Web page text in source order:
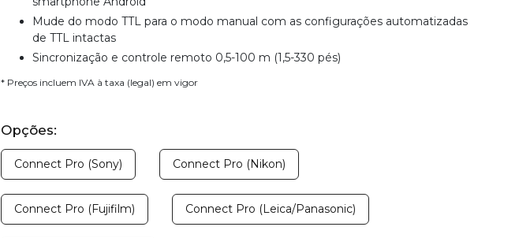
Mude do modo TTL para o modo manual com as configurações automatizadas
de TTL intactas
Sincronização e controle remoto 0,5-100 m (1,5-330 pés)
* Preços incluem IVA à taxa (legal) em vigor
Opções:
Connect Pro (Sony) Connect Pro (Nikon)
Connect Pro (Fujifilm) Connect Pro (Leica/Panasonic)